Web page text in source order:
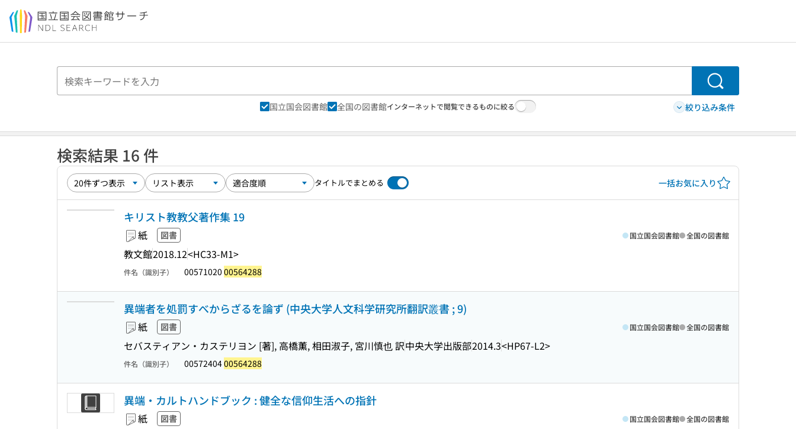
本文へ移動
検索
国立国会図書館 全国の図書館インターネットで閲覧できるものに絞る 絞り込み条件
検索結果 16 件
タイトルでまとめる 一括お気に入り
キリスト教教父著作集 19
紙 図書
教文館2018.12<HC33-M1>
国立国会図書館 全国の図書館
件名（識別子） 00571020 00564288
異端者を処罰すべからざるを論ず (中央大学人文科学研究所翻訳叢書 ; 9)
紙 図書
セバスティアン・カステリヨン [著], 高橋薫, 相田淑子, 宮川慎也 訳中央大学出版部2014.3<HP67-L2>
国立国会図書館 全国の図書館
件名（識別子） 0057240400564288
異端・カルトハンドブック : 健全な信仰生活への指針
紙 図書 国立国会図書館 全国の図書館